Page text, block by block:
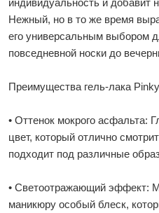
индивидуальность и добавит
Нежный, но в то же время
его универсальным выбором
повседневной носки до
Преимущества гель-лака
• Оттенок мокрого асфальта:
цвет, который отлично
подходит под различные
• Светоотражающий эффект:
маникюру особый блеск,